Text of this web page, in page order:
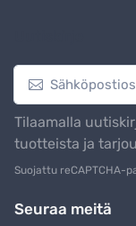
Tilaamalla
tuotteista ja
Suojattu reCAPTCHA-
Seuraa meitä